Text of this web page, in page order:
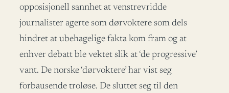
opposisjonell sannhet at venstrevridde
journalister agerte som dørvoktere som dels
hindret at ubehagelige fakta kom fram og at
enhver debatt ble vektet slik at ‘de progressive’
vant. De norske ‘dørvoktere’ har vist seg
forbausende troløse. De sluttet seg til den